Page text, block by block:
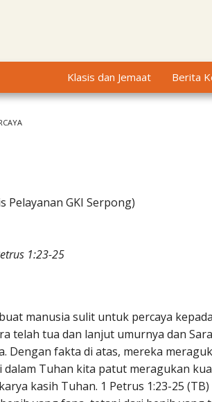
Klasis dan Jemaat Berita
Pelayanan GKI Serpong)
1:23-25
manusia sulit untuk percaya
telah tua dan lanjut umurnya dan
Dengan fakta di atas, mereka
Tuhan kita patut meragukan
kasih Tuhan. 1 Petrus 1:23-25